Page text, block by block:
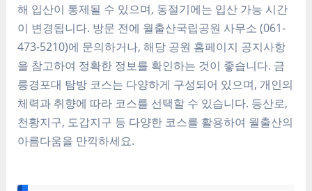
해 입산이 통제될 수 있으며, 동절기에는 입산 가능 시간
이 변경됩니다. 방문 전에 월출산국립공원 사무소 (061-
473-5210)에 문의하거나, 해당 공원 홈페이지 공지사항
을 참고하여 정확한 정보를 확인하는 것이 좋습니다. 금
릉경포대 탐방 코스는 다양하게 구성되어 있으며, 개인의
체력과 취향에 따라 코스를 선택할 수 있습니다. 등산로,
천황지구, 도갑지구 등 다양한 코스를 활용하여 월출산의
아름다움을 만끽하세요.